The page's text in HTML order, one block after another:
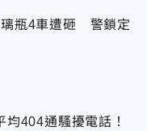
璃瓶4車遭砸 警鎖定
404通騷擾電話！